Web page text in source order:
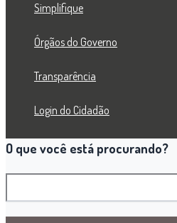
Simplifique
Órgãos do Governo
Transparência
Login do Cidadão
O que você está procurando?